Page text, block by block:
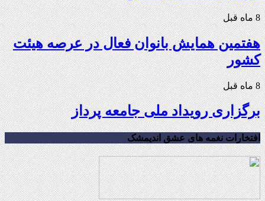
8 ماه قبل
هفتمین همایش بانوان فعال در عرصه‌ هیئت
کشور
8 ماه قبل
برگزاری رویداد ملی جامعه پرداز
افتخارات نغمه های عشق اندیمشک